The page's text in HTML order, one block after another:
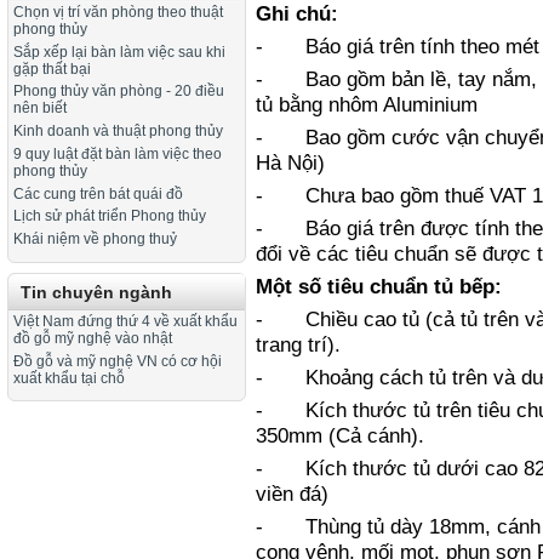
Chọn vị trí văn phòng theo thuật
phong thủy
Sắp xếp lại bàn làm việc sau khi
gặp thất bại
Phong thủy văn phòng - 20 điều
nên biết
Kinh doanh và thuật phong thủy
9 quy luật đặt bàn làm việc theo
phong thủy
Các cung trên bát quái đồ
Lịch sử phát triển Phong thủy
Khái niệm về phong thuỷ
Tin chuyên ngành
Việt Nam đứng thứ 4 về xuất khẩu
đồ gỗ mỹ nghệ vào nhật
Đồ gỗ và mỹ nghệ VN có cơ hội
xuất khẩu tại chỗ
Ghi chú:
- Báo giá trên tính theo mét
- Bao gồm bản lề, tay nắm,
tủ bằng nhôm Aluminium
- Bao gồm cước vận chuyển,
Hà Nội)
- Chưa bao gồm thuế VAT
- Báo giá trên được tính theo
đổi về các tiêu chuẩn sẽ được
Một số tiêu chuẩn tủ bếp:
- Chiều cao tủ (cả tủ trên và
trang trí).
- Khoảng cách tủ trên và
- Kích thước tủ trên tiêu
350mm (Cả cánh).
- Kích thước tủ dưới cao
viền đá)
- Thùng tủ dày 18mm, cánh
cong vênh, mối mọt, phun sơn